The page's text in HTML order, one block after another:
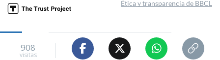
Ética y transparencia de BBCL
908
visitas